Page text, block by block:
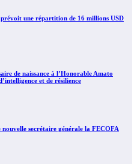
une répartition de 16 millions USD
de naissance à l’Honorable Amato
et de résilience
secrétaire générale la FECOFA